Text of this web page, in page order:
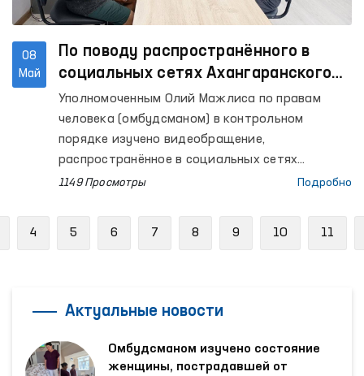
08
Май
По поводу распространённого в
социальных сетях Ахангаранского
видеобращения
Уполномоченным Олий Мажлиса по правам
человека (омбудсманом) в контрольном
порядке изучено видеобращение,
распространённое в социальных сетях
ситуации с А. Халиковым – сыном гражданки Е.
1149 Просмотры Подробно
4 5 6 7 8 9 10 11
Актуальные новости
Омбудсманом изучено состояние
женщины, пострадавшей от